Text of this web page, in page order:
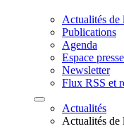
Actualités
Publications
Agenda
Espace presse
Newsletter
Flux RSS et
Actualités
Actualités